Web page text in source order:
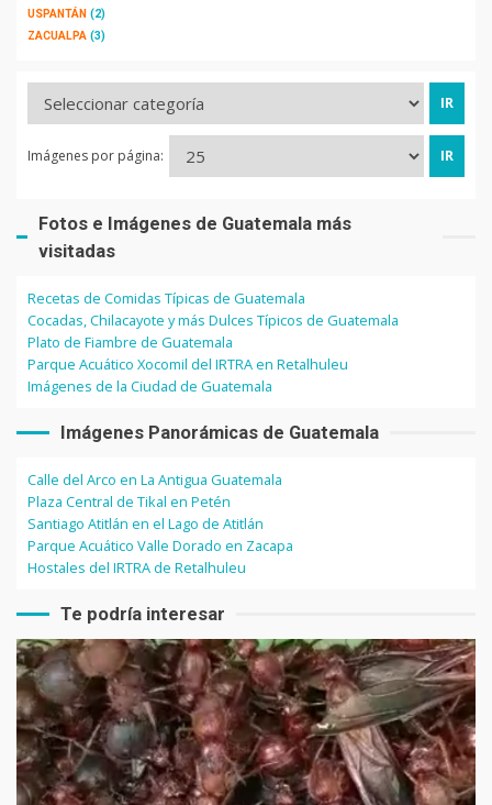
USPANTÁN (2)
ZACUALPA (3)
Imágenes por página:
Fotos e Imágenes de Guatemala más
visitadas
Recetas de Comidas Típicas de Guatemala
Cocadas, Chilacayote y más Dulces Típicos de Guatemala
Plato de Fiambre de Guatemala
Parque Acuático Xocomil del IRTRA en Retalhuleu
Imágenes de la Ciudad de Guatemala
Imágenes Panorámicas de Guatemala
Calle del Arco en La Antigua Guatemala
Plaza Central de Tikal en Petén
Santiago Atitlán en el Lago de Atitlán
Parque Acuático Valle Dorado en Zacapa
Hostales del IRTRA de Retalhuleu
Te podría interesar